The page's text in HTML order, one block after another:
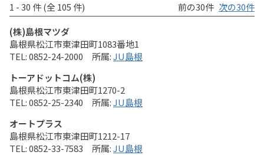
1 - 30 件 (全 105 件) 前の30件 次の30件
(株)島根マツダ
島根県松江市東津田町1083番地1
0852-24-2000
JU島根
トーアドットコム(株)
島根県松江市東津田町1270-2
0852-25-2340
JU島根
オートプラス
島根県松江市東津田町1212-17
0852-33-7583
JU島根